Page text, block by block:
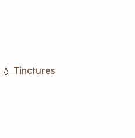
💧 Tinctures